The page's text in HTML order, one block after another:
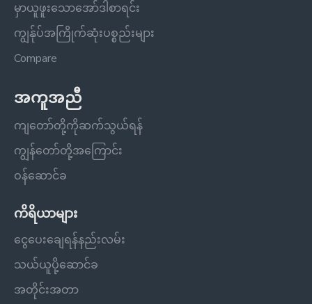
မှာယူဖူးသောအော်ဒါစာရင်း
ကျွန်ုပ်အကြိုက်ဆုံးပစ္စည်းများ
Compare
အကူအညီ
ကျတော်တို့ကိုဆက်သွယ်ရန်
ကျွန်တော်တို့အကြောင်း
ဝန်ဆောင်ခ
ကိရိယာများ
ငွေပေးချေရန်နည်းလမ်း
သယ်ယူပို့ဆောင်ခ
အတိုင်းအတာ